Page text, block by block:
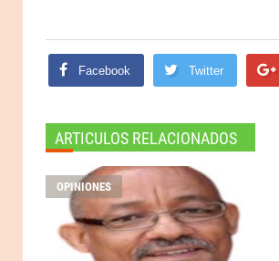
Facebook Twitter
ARTICULOS RELACIONADOS
OPINIONES